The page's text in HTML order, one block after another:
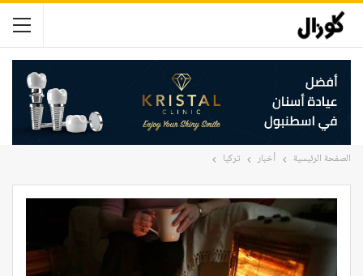
الصفحة الرئيسية أخبار تركيا